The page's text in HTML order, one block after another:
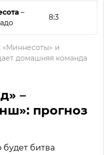
–
8:3
«Миннесоты» и
домашняя команда
–
прогноз
будет битва